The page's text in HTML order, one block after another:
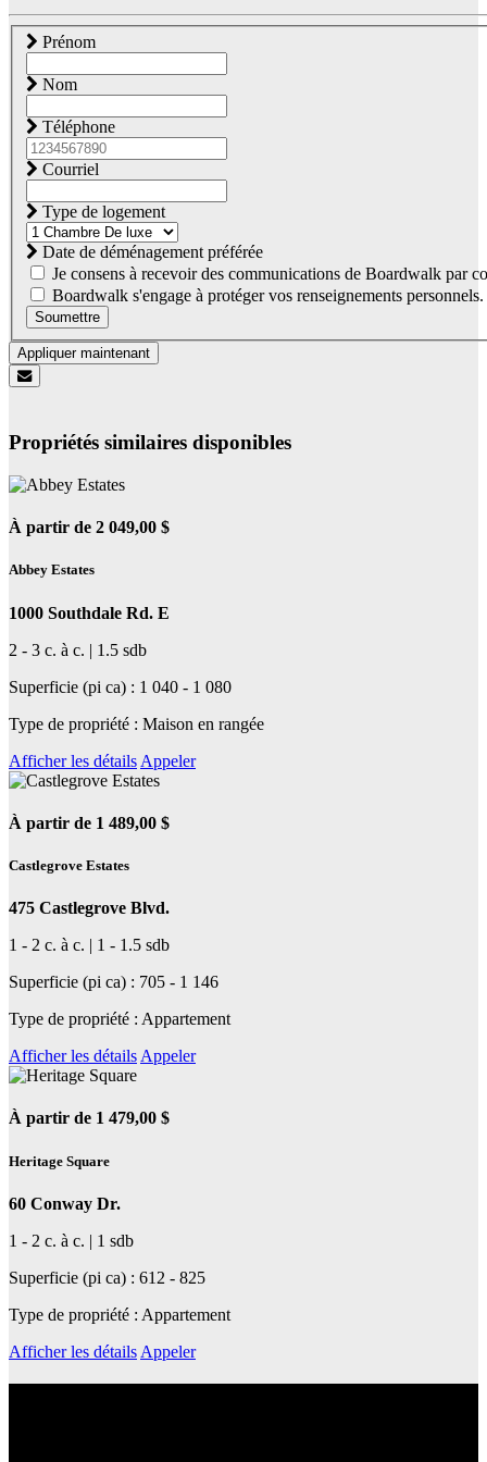
Prénom
Nom
Téléphone
Courriel
Type de logement
Date de déménagement préférée
Je consens à recevoir des communications de Boardwalk par
Boardwalk s'engage à protéger vos renseignements
Soumettre
Appliquer maintenant
Propriétés similaires disponibles
À partir de 2 049,00 $
Abbey Estates
1000 Southdale Rd. E
2 - 3 c. à c. | 1.5 sdb
Superficie (pi ca) : 1 040 - 1 080
Type de propriété : Maison en rangée
Afficher les détails Appeler
À partir de 1 489,00 $
Castlegrove Estates
475 Castlegrove Blvd.
1 - 2 c. à c. | 1 - 1.5 sdb
Superficie (pi ca) : 705 - 1 146
Type de propriété : Appartement
Afficher les détails Appeler
À partir de 1 479,00 $
Heritage Square
60 Conway Dr.
1 - 2 c. à c. | 1 sdb
Superficie (pi ca) : 612 - 825
Type de propriété : Appartement
Afficher les détails Appeler